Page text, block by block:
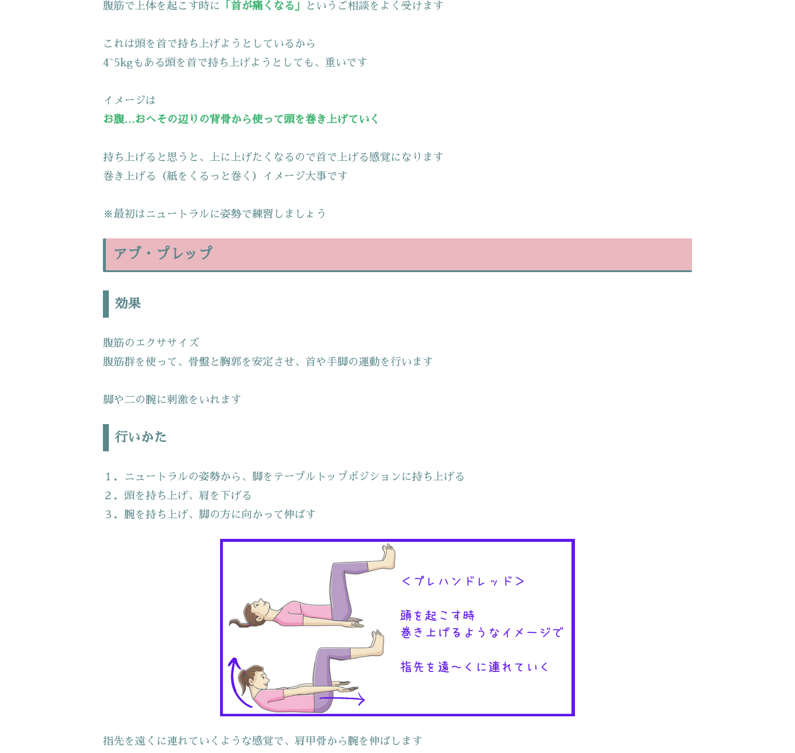
腹筋で上体を起こす時に 「首が痛くなる」 というご相談をよく受けます
これは頭を首で持ち上げようとしているから
4~5kgもある頭を首で持ち上げようとしても、重いです
イメージは
お腹…おへその辺りの背骨から使って頭を巻き上げていく
持ち上げると思うと、上に上げたくなるので首で上げる感覚になります
巻き上げる（紙をくるっと巻く）イメージ大事です
※最初はニュートラルに姿勢で練習しましょう
アブ・プレップ
効果
腹筋のエクササイズ
腹筋群を使って、骨盤と胸郭を安定させ、首や手脚の運動を行います
脚や二の腕に刺激をいれます
行いかた
１．ニュートラルの姿勢から、脚をテーブルトップポジションに持ち上げる
２．頭を持ち上げ、肩を下げる
３．腕を持ち上げ、脚の方に向かって伸ばす
指先を遠くに連れていくような感覚で、肩甲骨から腕を伸ばします